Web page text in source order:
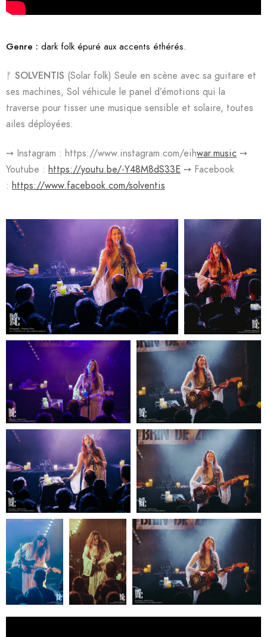
Genre : dark folk épuré aux accents éthérés.
ᚠ SOLVENTIS (Solar folk) Seule en scène avec sa guitare et
ses machines, Sol véhicule le panel d’émotions qui la
traverse pour tisser une musique sensible et solaire, toutes
ailes déployées.
➙ Instagram : https://www.instagram.com/eihwar.music ➙
Youtube : https://youtu.be/-Y48M8dS33E ➙ Facebook
: https://www.facebook.com/solventis